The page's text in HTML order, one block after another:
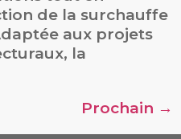
de la surchauffe
aux projets
la
Prochain →